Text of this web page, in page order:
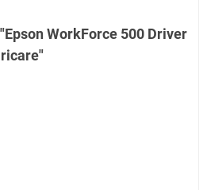
WorkForce 500 Driver